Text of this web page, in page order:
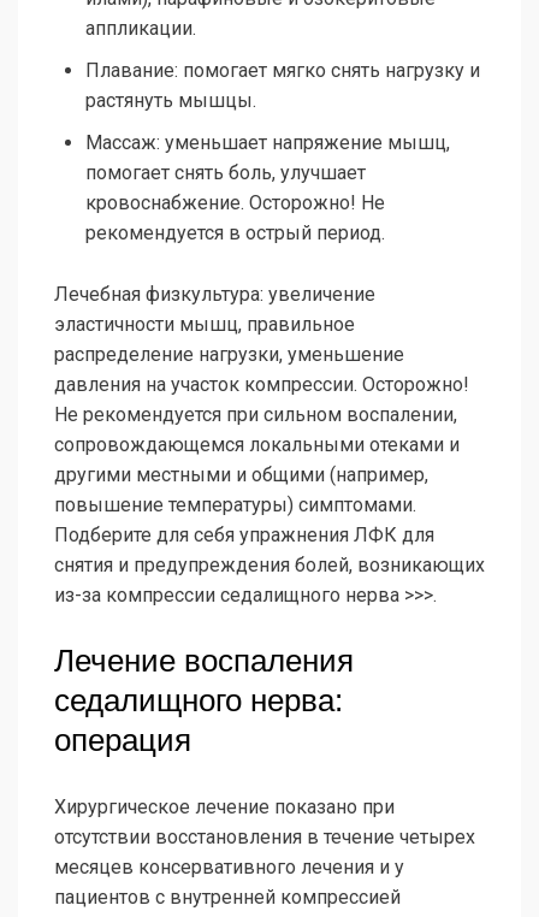
аппликации.
Плавание: помогает мягко снять нагрузку и
растянуть мышцы.
Массаж: уменьшает напряжение мышц,
помогает снять боль, улучшает
кровоснабжение. Осторожно! Не
рекомендуется в острый период.
Лечебная физкультура: увеличение
эластичности мышц, правильное
распределение нагрузки, уменьшение
давления на участок компрессии. Осторожно!
Не рекомендуется при сильном воспалении,
сопровождающемся локальными отеками и
другими местными и общими (например,
повышение температуры) симптомами.
Подберите для себя упражнения ЛФК для
снятия и предупреждения болей, возникающих
из-за компрессии седалищного нерва >>>.
Лечение воспаления
седалищного нерва:
операция
Хирургическое лечение показано при
отсутствии восстановления в течение четырех
месяцев консервативного лечения и у
пациентов с внутренней компрессией